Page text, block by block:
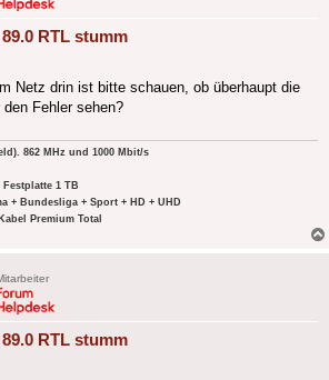
RTL stumm
Netz drin ist bitte schauen, ob überhaupt die
Fehler sehen?
862 MHz und 1000 Mbit/s
Festplatte 1 TB
+ Bundesliga + Sport + HD + UHD
Premium Total
RTL stumm